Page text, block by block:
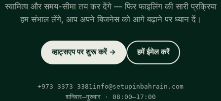
स्वामित्व और समय-सीमा तय कर देंगे — फिर फाइलिंग की सारी प्रक्रिया
हम संभाल लेंगे, आप अपने बिजनेस को आगे बढ़ाने पर ध्यान दें।
व्हाट्सएप पर शुरू करें → हमें ईमेल करें
+973 3373 3381 info@setupinbahrain.com
शनिवार–गुरुवार · 08:00–17:00